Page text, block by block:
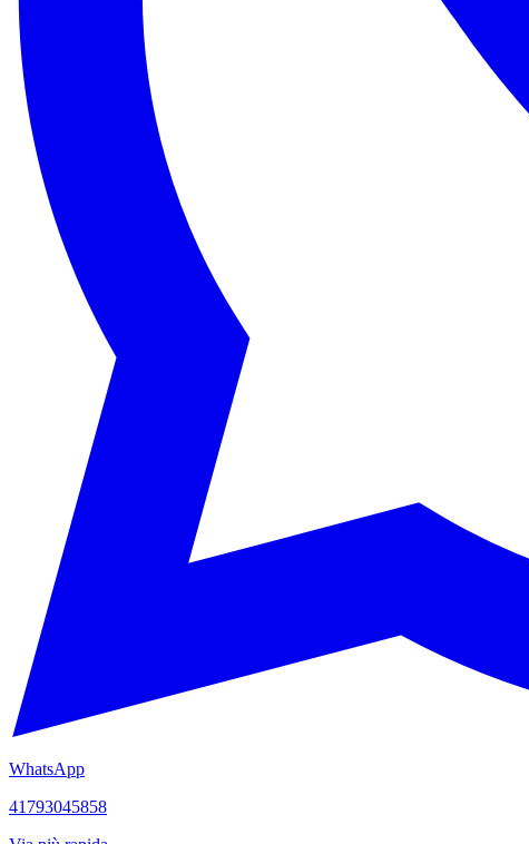
WhatsApp
41793045858